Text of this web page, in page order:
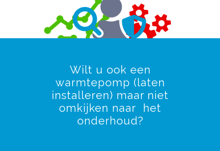
Wilt u ook een
warmtepomp (laten
installeren) maar niet
omkijken naar het
onderhoud?